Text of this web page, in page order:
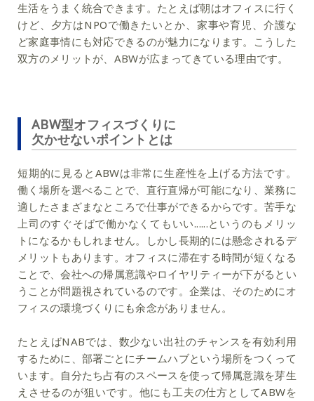
生活をうまく統合できます。たとえば朝はオフィスに行く
けど、夕方はNPOで働きたいとか、家事や育児、介護な
ど家庭事情にも対応できるのが魅力になります。こうした
双方のメリットが、ABWが広まってきている理由です。
ABW型オフィスづくりに
欠かせないポイントとは
短期的に見るとABWは非常に生産性を上げる方法です。
働く場所を選べることで、直行直帰が可能になり、業務に
適したさまざまなところで仕事ができるからです。苦手な
上司のすぐそばで働かなくてもいい......というのもメリッ
トになるかもしれません。しかし長期的には懸念されるデ
メリットもあります。オフィスに滞在する時間が短くなる
ことで、会社への帰属意識やロイヤリティーが下がるとい
うことが問題視されているのです。企業は、そのためにオ
フィスの環境づくりにも余念がありません。
たとえばNABでは、数少ない出社のチャンスを有効利用
するために、部署ごとにチームハブという場所をつくって
います。自分たち占有のスペースを使って帰属意識を芽生
えさせるのが狙いです。他にも工夫の仕方としてABWを